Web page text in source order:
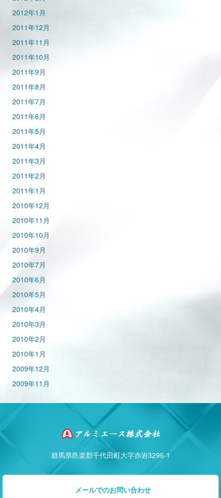
2012年1月
2011年12月
2011年11月
2011年10月
2011年9月
2011年8月
2011年7月
2011年6月
2011年5月
2011年4月
2011年3月
2011年2月
2011年1月
2010年12月
2010年11月
2010年10月
2010年9月
2010年7月
2010年6月
2010年5月
2010年4月
2010年3月
2010年2月
2010年1月
2009年12月
2009年11月
群馬県邑楽郡千代田町大字赤岩3296-1
メールでのお問い合わせ